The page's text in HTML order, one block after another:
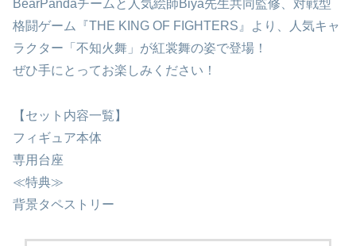
BearPandaチームと人気絵師Biya先生共同監修、対戦型
格闘ゲーム『THE KING OF FIGHTERS』より、人気キャ
ラクター「不知火舞」が紅裳舞の姿で登場！
ぜひ手にとってお楽しみください！
【セット内容一覧】
フィギュア本体
専用台座
≪特典≫
背景タペストリー